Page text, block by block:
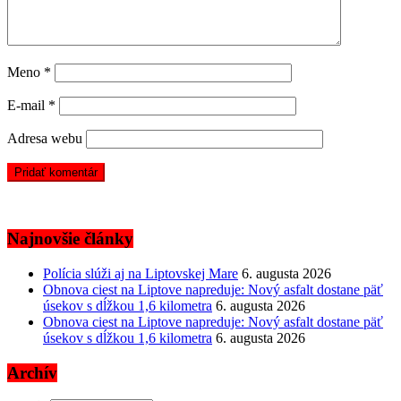
Meno *
E-mail *
Adresa webu
Najnovšie články
Polícia slúži aj na Liptovskej Mare 6. augusta 2026
Obnova ciest na Liptove napreduje: Nový asfalt dostane päť
úsekov s dĺžkou 1,6 kilometra 6. augusta 2026
Obnova ciest na Liptove napreduje: Nový asfalt dostane päť
úsekov s dĺžkou 1,6 kilometra 6. augusta 2026
Archív